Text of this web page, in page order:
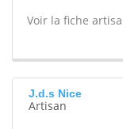
Voir la fiche
J.d.s Nice
Artisan